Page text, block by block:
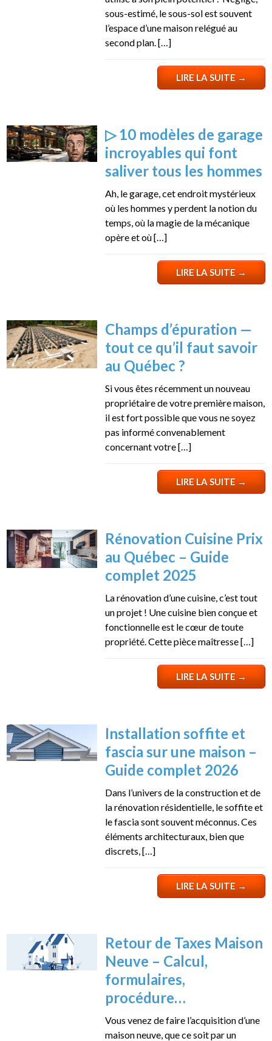
sous-estimé, le sous-sol est souvent
l’espace d’une maison relégué au
second plan. […]
LIRE LA SUITE→
▷ 10 modèles de garage
incroyables qui font
saliver tous les hommes
Ah, le garage, cet endroit mystérieux
où les hommes y perdent la notion du
temps, où la magie de la mécanique
opère et où […]
LIRE LA SUITE→
Champs d’épuration —
tout ce qu’il faut savoir
au Québec ?
Si vous êtes récemment un nouveau
propriétaire de votre première maison,
il est fort possible que vous ne soyez
pas informé convenablement
concernant votre […]
LIRE LA SUITE→
Rénovation Cuisine Prix
au Québec – Guide
complet 2025
La rénovation d’une cuisine, c’est tout
un projet ! Une cuisine bien conçue et
fonctionnelle est le cœur de toute
propriété. Cette pièce maîtresse […]
LIRE LA SUITE→
Installation soffite et
fascia sur une maison –
Guide complet 2026
Dans l’univers de la construction et de
la rénovation résidentielle, le soffite et
le fascia sont souvent méconnus. Ces
éléments architecturaux, bien que
discrets, […]
LIRE LA SUITE→
Retour de Taxes Maison
Neuve – Calcul,
formulaires,
procédure…
Vous venez de faire l’acquisition d’une
maison neuve, que ce soit par un